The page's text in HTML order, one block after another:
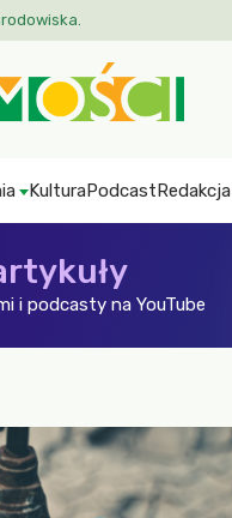
KulturaPodcastRedakcja
i podcasty na YouTube